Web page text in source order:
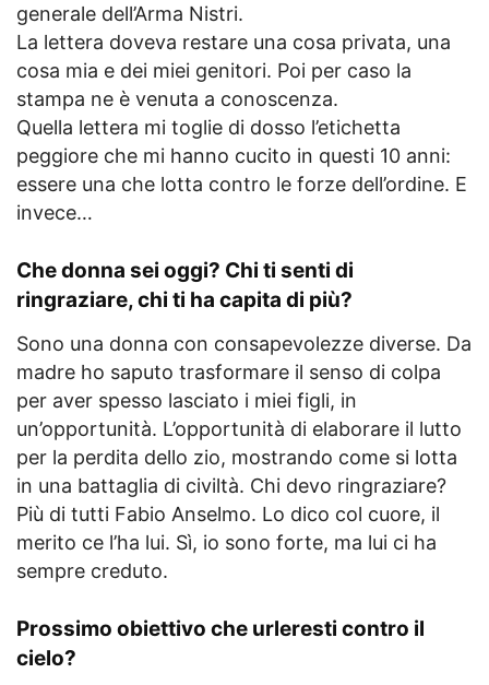
generale dell’Arma Nistri.
La lettera doveva restare una cosa privata, una
cosa mia e dei miei genitori. Poi per caso la
stampa ne è venuta a conoscenza.
Quella lettera mi toglie di dosso l’etichetta
peggiore che mi hanno cucito in questi 10 anni:
essere una che lotta contro le forze dell’ordine. E
invece…
Che donna sei oggi? Chi ti senti di
ringraziare, chi ti ha capita di più?
Sono una donna con consapevolezze diverse. Da
madre ho saputo trasformare il senso di colpa
per aver spesso lasciato i miei figli, in
un’opportunità. L’opportunità di elaborare il lutto
per la perdita dello zio, mostrando come si lotta
in una battaglia di civiltà. Chi devo ringraziare?
Più di tutti Fabio Anselmo. Lo dico col cuore, il
merito ce l’ha lui. Sì, io sono forte, ma lui ci ha
sempre creduto.
Prossimo obiettivo che urleresti contro il
cielo?